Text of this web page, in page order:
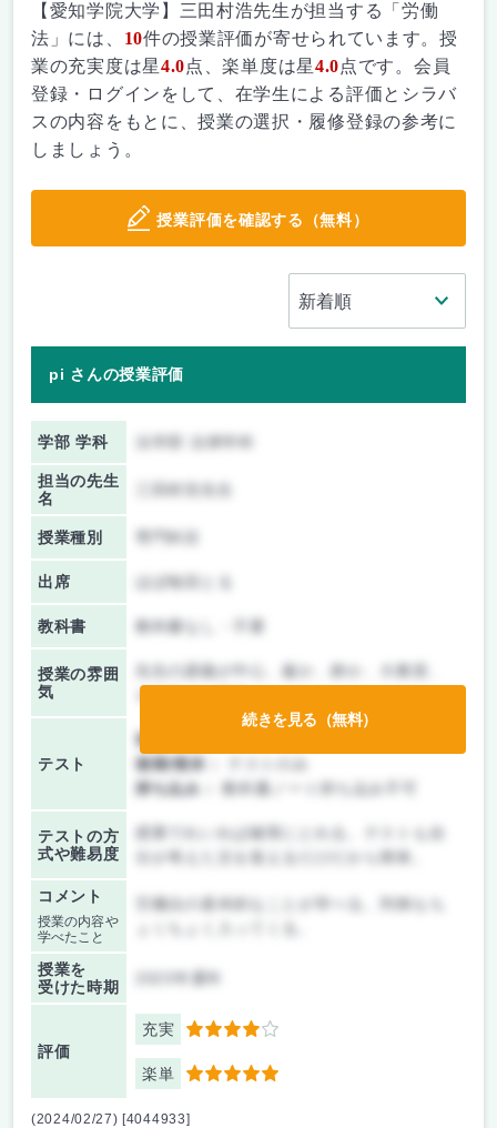
【愛知学院大学】三田村浩先生が担当する「労働
法」には、 10件の授業評価が寄せられています。授
業の充実度は星4.0点、楽単度は星4.0点です。会員
登録・ログインをして、在学生による評価とシラバ
スの内容をもとに、授業の選択・履修登録の参考に
しましょう。
授業評価を確認する（無料）
pi さんの授業評価
学部 学科
担当の先生
名
授業種別
出席 ほぼ毎回とる
教科書 教科書なし・不要
授業の雰囲
気
先生の講義が中心、厳か、静か、大教室、
テスト
前期/中間：
後期/期末：
持ち込み：
教科書ノート持ち込み不可
テストの方
式や難易度
授業でれいれば確実にとれる。テストも自
コメント
授業の内容や
学べたこと
労働法の基本的なことが学べる。判例もち
授業を
受けた時期
評価
充実 4
楽単 5
続きを見る（無料）
(2024/02/27) [4044933]